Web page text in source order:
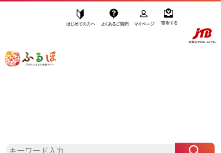
ふるぽ JTBのふるさと納税サイト
美浦村